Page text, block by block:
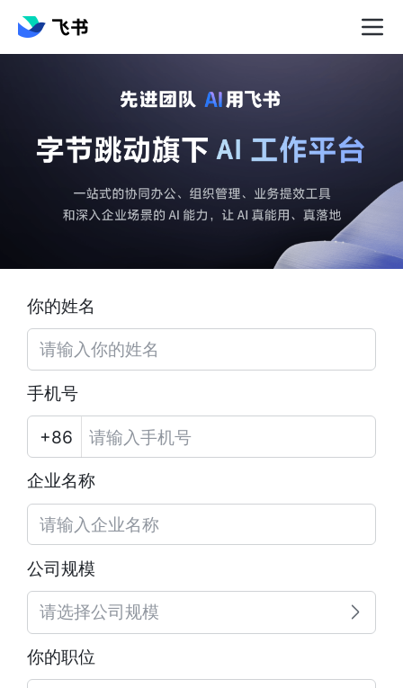
你的姓名
手机号
企业名称
公司规模
请选择公司规模
你的职位